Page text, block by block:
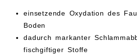
einsetzende Oxydation des
Boden
dadurch markanter
fischgiftiger Stoffe